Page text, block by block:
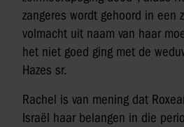
zangeres wordt gehoord in een
volmacht uit naam van haar
het niet goed ging met de
Hazes sr.
Rachel is van mening dat
Israël haar belangen in die